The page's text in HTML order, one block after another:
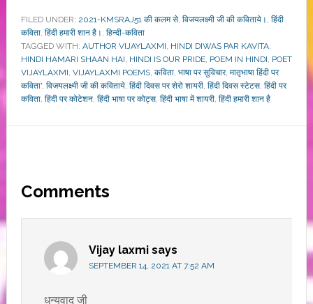
FILED UNDER: 2021-KMSRAJ51 की कलम से, विजयलक्ष्मी जी की कविताये। , हिंदी
कविता, हिंदी हमारी शान है। , हिन्दी-कविता
TAGGED WITH: AUTHOR VIJAYLAXMI, HINDI DIWAS PAR KAVITA,
HINDI HAMARI SHAAN HAI, HINDI IS OUR PRIDE, POEM IN HINDI, POET
VIJAYLAXMI, VIJAYLAXMI POEMS, कविता, भाषा पर सुविचार, मातृभाषा हिंदी पर
कविता', विजयलक्ष्मी जी की कविताये, हिंदी दिवस पर शेरो शायरी, हिंदी दिवस स्टेटस, हिंदी पर
कविता, हिंदी पर कोटेशन, हिंदी भाषा पर कोट्स, हिंदी भाषा में शायरी, हिंदी हमारी शान है
Reader
Interactions
Comments
Vijay laxmi says
SEPTEMBER 14, 2021 AT 7:52 AM
धन्यवाद जी